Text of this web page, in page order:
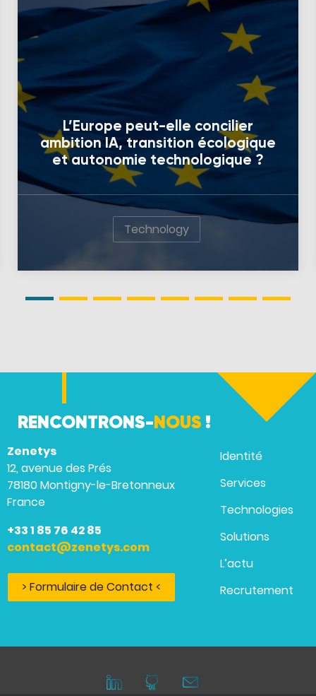
L’Europe peut-elle concilier
ambition IA, transition écologique
et autonomie technologique ?
Technology
RENCONTRONS-NOUS !
Zenetys
12, avenue des Prés
78180 Montigny-le-Bretonneux
France
+33 1 85 76 42 85
contact@zenetys.com
> Formulaire de Contact <
Identité
Services
Technologies
Solutions
L’actu
Recrutement